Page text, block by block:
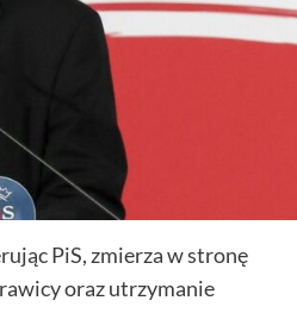
PiS, zmierza w stronę
oraz utrzymanie